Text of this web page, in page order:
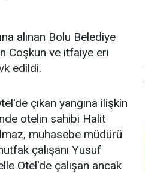
alınan Bolu Belediye
Coşkun ve itfaiye eri
edildi.
çıkan yangına ilişkin
otelin sahibi Halit
muhasebe müdürü
çalışanı Yusuf
Otel'de çalışan ancak